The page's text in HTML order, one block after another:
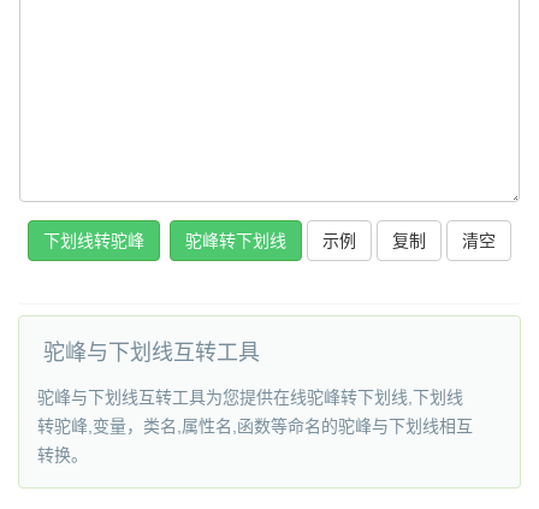
下划线转驼峰 驼峰转下划线 示例 复制 清空
驼峰与下划线互转工具
驼峰与下划线互转工具为您提供在线驼峰转下划线,下划线
转驼峰,变量，类名,属性名,函数等命名的驼峰与下划线相互
转换。